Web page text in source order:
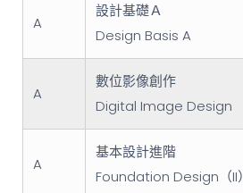
A
設計基礎Ａ
Design Basis A
A
數位影像創作
Digital Image Design
A
基本設計進階
Foundation Design（II）